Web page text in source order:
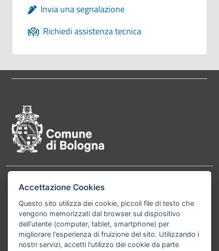
Invia una segnalazione
Richiedi assistenza tecnica
Contatti
Comune di Bologna, Piazza Maggiore, 6 - 40124
Bologna P.Iva 01232710374 Cod. IBAN: IT 88 R
02008 02435 000020067156
Telefono:051203040
Accettazione Cookies
Questo sito utilizza dei cookie, piccoli file di testo che
vengono memorizzati dal browser sul dispositivo
dell'utente (computer, tablet, smartphone) per
migliorare l'esperienza di fruizione del sito. Utilizzando i
nostri servizi, accetti l'utilizzo dei cookie da parte